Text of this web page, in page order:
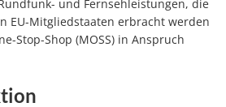
EU-Mitgliedstaaten erbracht werden
Stop-Shop (MOSS) in Anspruch